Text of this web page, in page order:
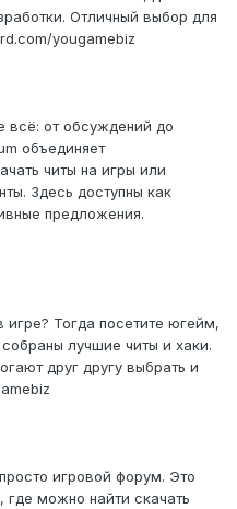
Отличный выбор для
yougamebiz
всё: от обсуждений до
объединяет
читы на игры или
Здесь доступны как
предложения.
игре? Тогда посетите югейм,
лучшие читы и хаки.
друг другу выбрать и
игровой форум. Это
можно найти скачать